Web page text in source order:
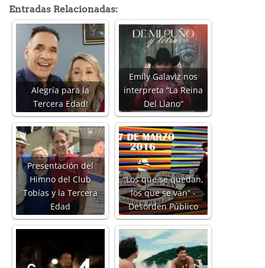
Entradas Relacionadas:
Alegría para la
Tercera Edad!
Emily Galaviz nos
interpreta “La Reina
Del Llano“
Presentación del
Himno del Club
Tobías y la Tercera
Edad
“Los que se quedan,
los que se van“ -
Desorden Público